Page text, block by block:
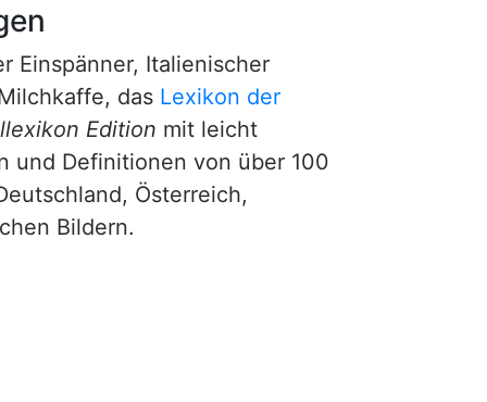
Einspänner, Italienischer
das Lexikon der
Edition mit leicht
und Definitionen von über 100
Österreich,
Bildern.